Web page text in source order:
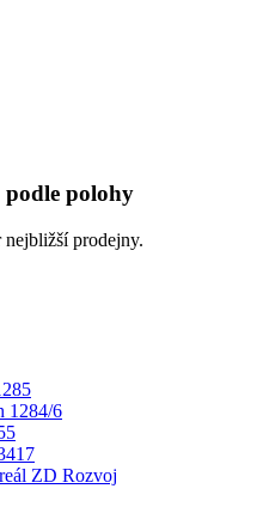
polohy
prodejny.
1284/6
ZD Rozvoj